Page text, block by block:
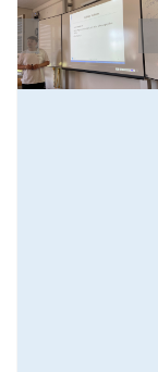
Previous